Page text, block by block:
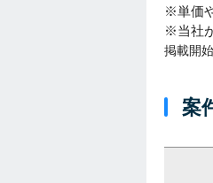
※単価
※当社
掲載開
案